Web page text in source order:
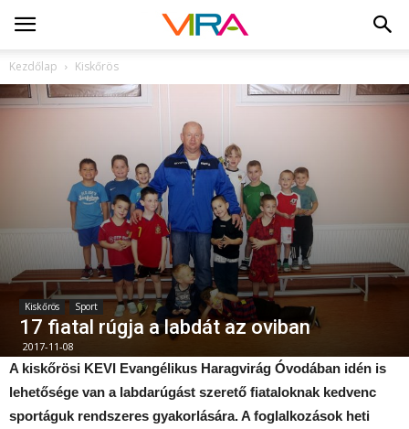
Kezdőlap Kiskőrös
Kiskőrös Sport
17 fiatal rúgja a labdát az oviban
2017-11-08
A kiskőrösi KEVI Evangélikus Haragvirág Óvodában idén is
lehetősége van a labdarúgást szerető fiataloknak kedvenc
sportáguk rendszeres gyakorlására. A foglalkozások heti